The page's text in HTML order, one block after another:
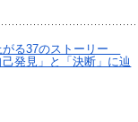
がる37のストーリー
己発見」と「決断」に辿